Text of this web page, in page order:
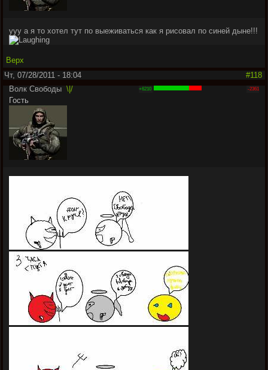
ууу а я то хотел тут по выеживаться как я рисовал по синей дыне!!!
Верх
Чт, 07/28/2011 - 18:04
#118
Волк Свободы \|/
Гость
+6210 -2361